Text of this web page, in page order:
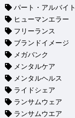
パート・アルバイト
ヒューマンエラー
フリーランス
ブランドイメージ
メガバンク
メンタルケア
メンタルヘルス
ライドシェア
ランサムウェア
ランサムウエア